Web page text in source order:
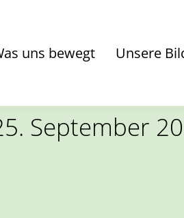
uns bewegt Unsere
September